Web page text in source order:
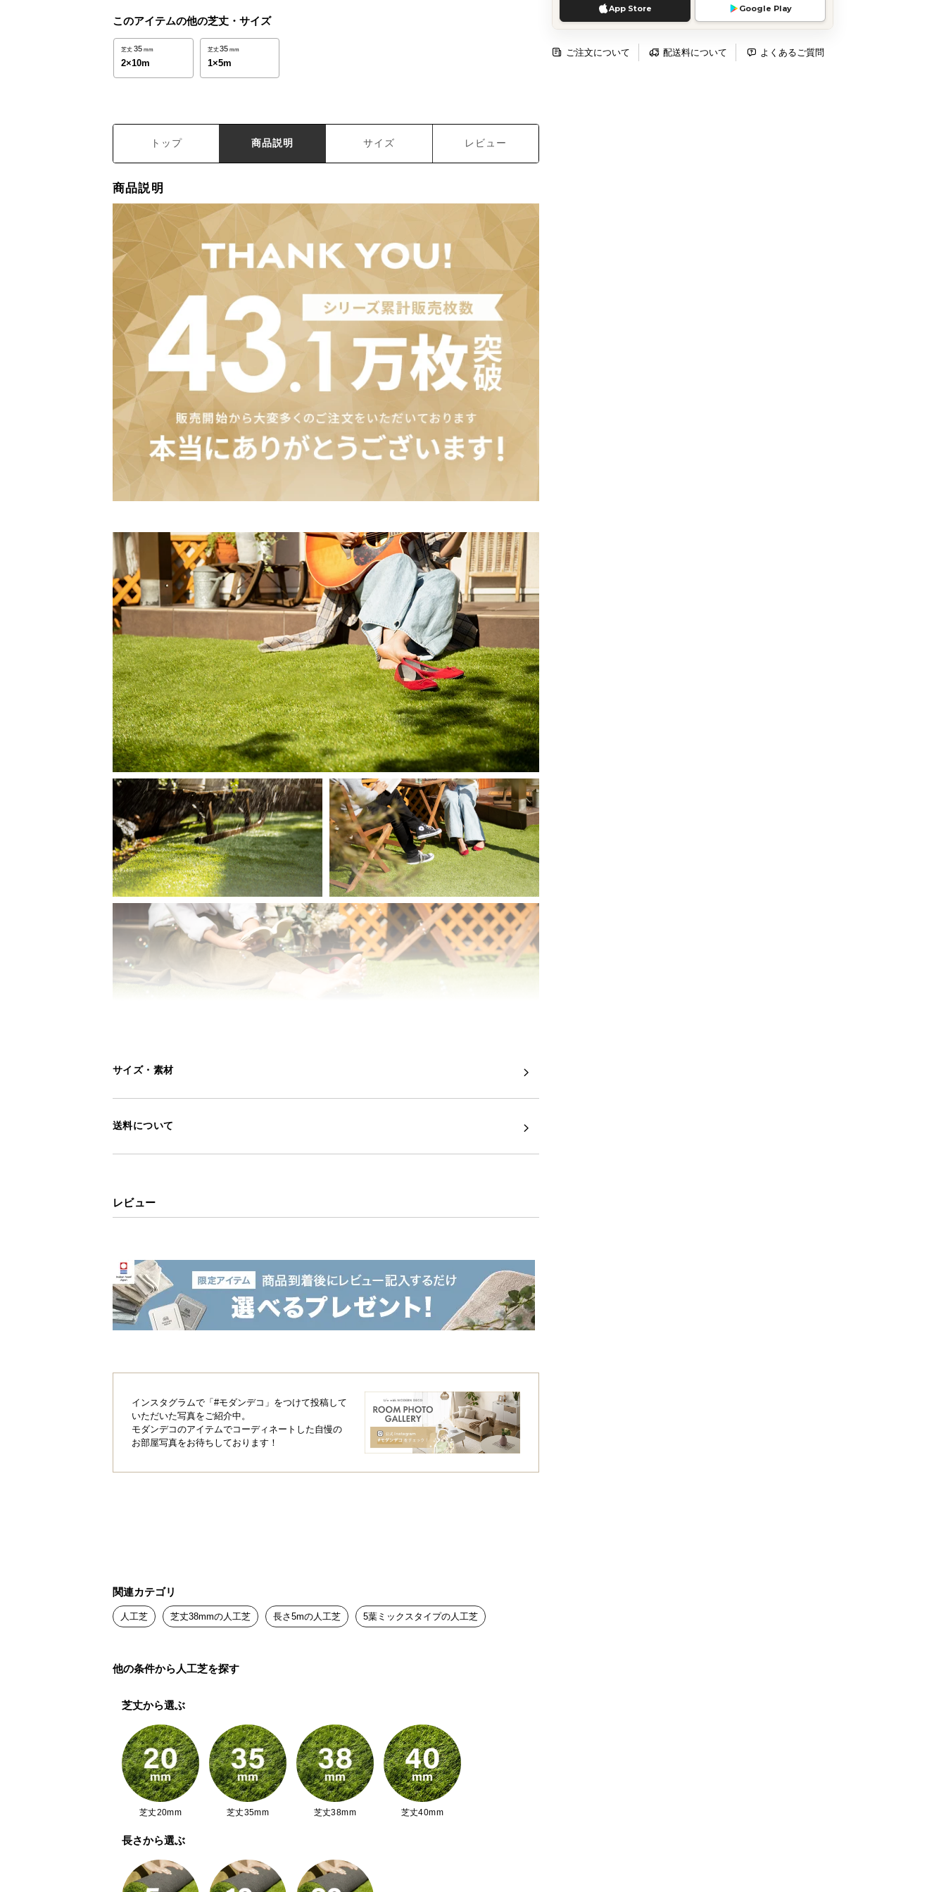
App Store Google Play
ご注文について 配送料について よくあるご質問
このアイテムの他の芝丈・サイズ
芝丈 35 mm
2×10m
芝丈35 mm
1×5m
トップ 商品説明 サイズ レビュー
商品説明
たくさんのお客様に選ばれる理由
「あったらいいな」をカタチにした、同価格帯で最高クラスのクオリティを実
現しました。
5種のミ
ックス葉
自然なつ
ぎっしり
高密度
ふかふか
の芝丈
他を圧倒するクオリティを実現!
天然芝のような風合いを一年中楽しめ
る。本物志向も唸るプレミアム人工芝
緑豊かな芝は寝転びたくなるほど、ふっかふか。特殊加工した5種の葉でグレ
ードアップしたリアルな見た目としっとりなめらかな質感は、五感で感じる気
持ちよさ。毎日の暮らしに美しい彩りと癒しを添えませんか?
サイズ・素材
送料について
レビュー
インスタグラムで「#モダンデコ」をつけて投稿して
いただいた写真をご紹介中。
モダンデコのアイテムでコーディネートした自慢の
お部屋写真をお待ちしております！
関連カテゴリ
人工芝 芝丈38mmの人工芝 長さ5mの人工芝 5葉ミックスタイプの人工芝
他の条件から人工芝を探す
芝丈から選ぶ
芝丈20mm 芝丈35mm 芝丈38mm 芝丈40mm
長さから選ぶ